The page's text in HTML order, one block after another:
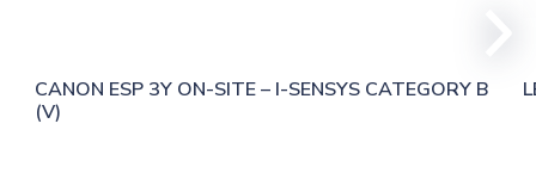
CANON ESP 3Y ON-SITE – I-SENSYS CATEGORY B
(V)